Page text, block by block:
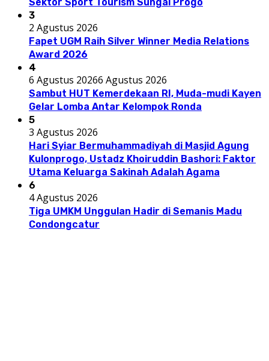
3
2 Agustus 2026
Fapet UGM Raih Silver Winner Media Relations
Award 2026
4
6 Agustus 20266 Agustus 2026
Sambut HUT Kemerdekaan RI, Muda-mudi Kayen
Gelar Lomba Antar Kelompok Ronda
5
3 Agustus 2026
Hari Syiar Bermuhammadiyah di Masjid Agung
Kulonprogo, Ustadz Khoiruddin Bashori: Faktor
Utama Keluarga Sakinah Adalah Agama
6
4 Agustus 2026
Tiga UMKM Unggulan Hadir di Semanis Madu
Condongcatur